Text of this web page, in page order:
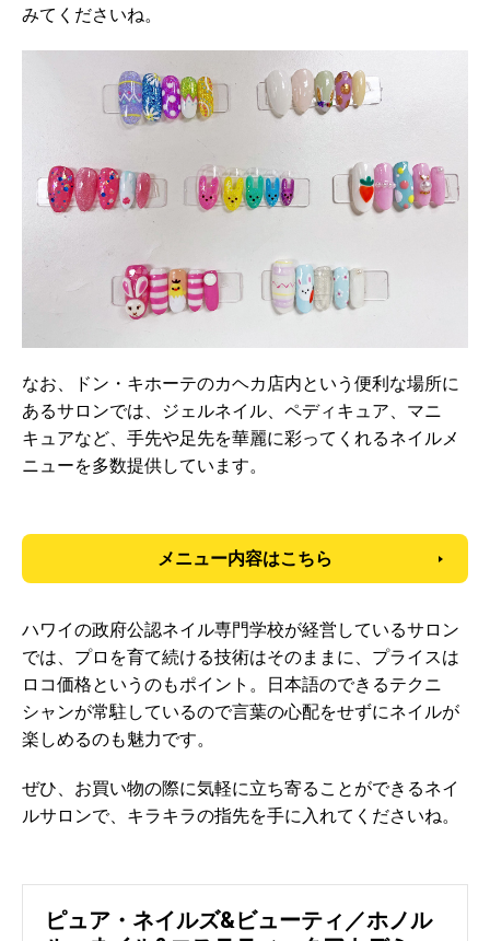
みてくださいね。
なお、ドン・キホーテのカヘカ店内という便利な場所に
あるサロンでは、ジェルネイル、ペディキュア、マニ
キュアなど、手先や足先を華麗に彩ってくれるネイルメ
ニューを多数提供しています。
メニュー内容はこちら
ハワイの政府公認ネイル専門学校が経営しているサロン
では、プロを育て続ける技術はそのままに、プライスは
ロコ価格というのもポイント。日本語のできるテクニ
シャンが常駐しているので言葉の心配をせずにネイルが
楽しめるのも魅力です。
ぜひ、お買い物の際に気軽に立ち寄ることができるネイ
ルサロンで、キラキラの指先を手に入れてくださいね。
ピュア・ネイルズ&ビューティ／ホノル